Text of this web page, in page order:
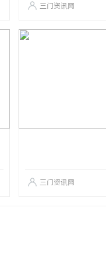
三门资讯网
三门资讯网